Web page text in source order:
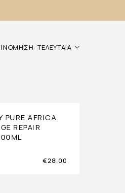
ΤΕΛΕΥΤΑΊΑ
PURE AFRICA
REPAIR
€28,00